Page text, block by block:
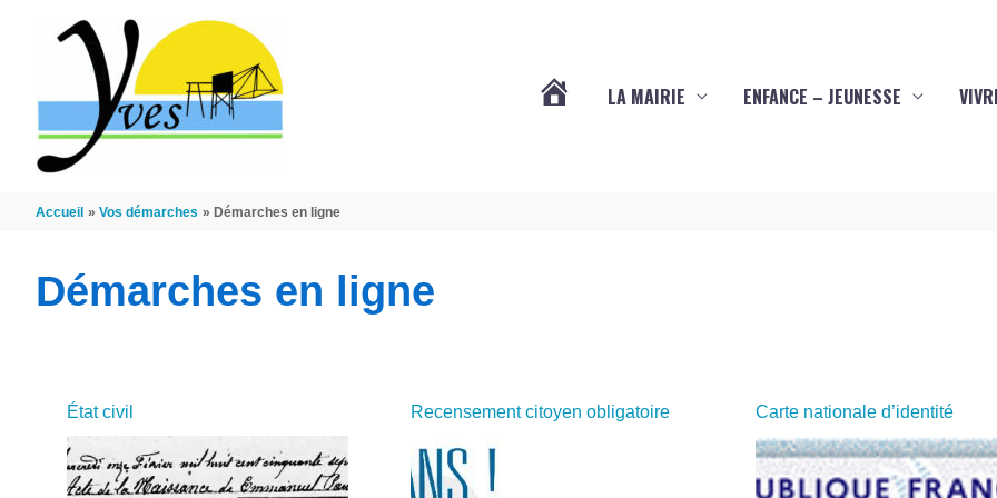
(17340)
LA MAIRIE ENFANCE – JEUNESSE
Accueil Vos démarches Démarches en ligne
Démarches en ligne
État civil Recensement citoyen obligatoire Carte nationale d’identité